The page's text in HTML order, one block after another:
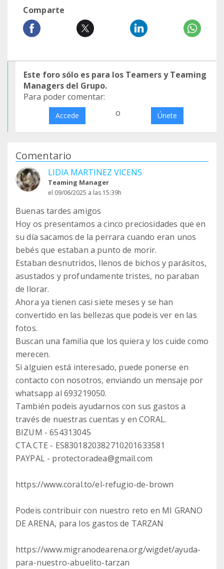
Comparte
Este foro sólo es para los Teamers y Teaming
Managers del Grupo.
Para poder comentar:
Accede o Únete
Comentario
LIDIA MARTINEZ VICENS
Teaming Manager
el 09/06/2025 a las 15:39h
Buenas tardes amigos
Hoy os presentamos a cinco preciosidades que en
su día sacamos de la perrara cuando eran unos
bebés que estaban a punto de morir.
Estaban desnutridos, llenos de bichos y parásitos,
asustados y profundamente tristes, no paraban
de llorar.
Ahora ya tienen casi siete meses y se han
convertido en las bellezas que podeis ver en las
fotos.
Buscan una familia que los quiera y los cuide como
merecen.
Si alguien está interesado, puede ponerse en
contacto con nosotros, enviando un mensaje por
whatsapp al 693219050.
También podeis ayudarnos con sus gastos a
través de nuestras cuentas y en CORAL.
BIZUM - 654313045
CTA.CTE - ES8301820382710201633581
PAYPAL - protectoradea@gmail.com
https://www.coral.to/el-refugio-de-brown
Podeis contribuir con nuestro reto en MI GRANO
DE ARENA, para los gastos de TARZAN
https://www.migranodearena.org/wigdet/ayuda-
para-nuestro-abuelito-tarzan